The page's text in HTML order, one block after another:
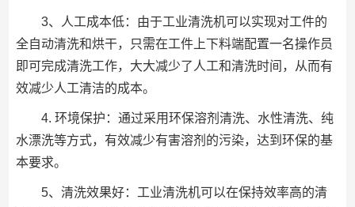
3、人工成本低：由于工业清洗机可以实现对工件的
全自动清洗和烘干，只需在工件上下料端配置一名操作员
即可完成清洗工作，大大减少了人工和清洗时间，从而有
效减少人工清洁的成本。
4. 环境保护：通过采用环保溶剂清洗、水性清洗、纯
水漂洗等方式，有效减少有害溶剂的污染，达到环保的基
本要求。
5、清洗效果好：工业清洗机可以在保持效率高的清